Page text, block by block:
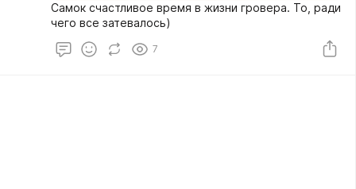
Самок счастливое время в жизни гровера. То, ради
чего все затевалось)
7